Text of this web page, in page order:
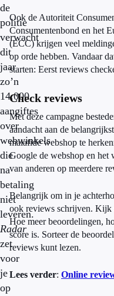
de
politie
verwacht
dit
jaar
zo’n
14.000
aangiftes
over
webwinkels
die
na
betaling
niet
leveren.
Radar
zet
voor
je
op
Ook de Autoriteit
Consumentenbond en het
(ECC) krijgen veel
op orde hebben. Vandaar
starten: Eerst reviews
Check reviews
Met deze campagne
aandacht aan de
malafide webshop te
Google de webshop en het
van anderen op meerdere
Belangrijk om in je
ook reviews schrijven. Kijk
Hoe meer beoordelingen,
score is. Sorteer de
reviews kunt lezen.
Lees verder: Online